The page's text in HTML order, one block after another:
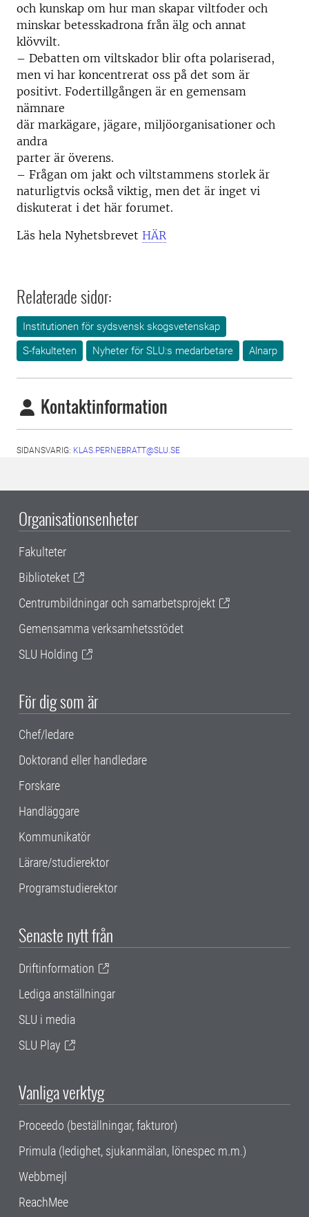
och kunskap om hur man skapar viltfoder och
minskar betesskadrona från älg och annat
klövvilt.
– Debatten om viltskador blir ofta polariserad,
men vi har koncentrerat oss på det som är
positivt. Fodertillgången är en gemensam
nämnare
där markägare, jägare, miljöorganisationer och
andra
parter är överens.
– Frågan om jakt och viltstammens storlek är
naturligtvis också viktig, men det är inget vi
diskuterat i det här forumet.
Läs hela Nyhetsbrevet HÄR
Relaterade sidor:
Institutionen för sydsvensk skogsvetenskap
S-fakulteten
Nyheter för SLU:s medarbetare Alnarp
Kontaktinformation
SIDANSVARIG: KLAS.PERNEBRATT@SLU.SE
Organisationsenheter
Fakulteter
Biblioteket
Centrumbildningar och samarbetsprojekt
Gemensamma verksamhetsstödet
SLU Holding
För dig som är
Chef/ledare
Doktorand eller handledare
Forskare
Handläggare
Kommunikatör
Lärare/studierektor
Programstudierektor
Senaste nytt från
Driftinformation
Lediga anställningar
SLU i media
SLU Play
Vanliga verktyg
Proceedo (beställningar, fakturor)
Primula (ledighet, sjukanmälan, lönespec m.m.)
Webbmejl
ReachMee